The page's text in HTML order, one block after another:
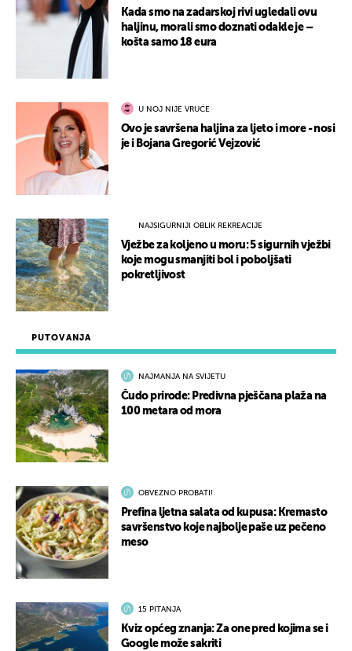
PUTOVANJA
NAJMANJA NA SVIJETU
Čudo prirode: Predivna pješčana plaža na
100 metara od mora
OBVEZNO PROBATI!
Prefina ljetna salata od kupusa: Kremasto
savršenstvo koje najbolje paše uz pečeno
meso
15 PITANJA
Kviz općeg znanja: Za one pred kojima se i
Google može sakriti
Kada smo na zadarskoj rivi ugledali ovu
haljinu, morali smo doznati odakle je –
košta samo 18 eura
U NOJ NIJE VRUĆE
Ovo je savršena haljina za ljeto i more - nosi
je i Bojana Gregorić Vejzović
NAJSIGURNIJI OBLIK REKREACIJE
Vježbe za koljeno u moru: 5 sigurnih vježbi
koje mogu smanjiti bol i poboljšati
pokretljivost